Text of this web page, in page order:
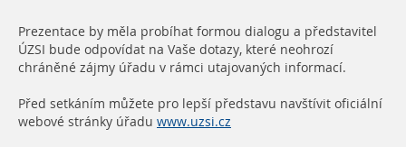
Prezentace by měla probíhat formou dialogu a představitel
ÚZSI bude odpovídat na Vaše dotazy, které neohrozí
chráněné zájmy úřadu v rámci utajovaných informací.
Před setkáním můžete pro lepší představu navštívit oficiální
webové stránky úřadu www.uzsi.cz